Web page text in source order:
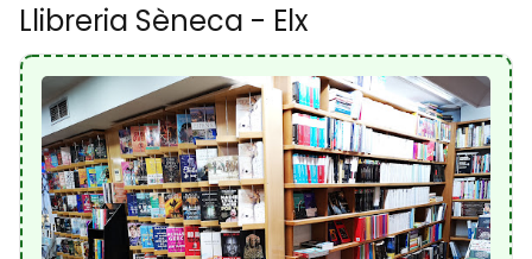
Llibreria Sèneca - Elx